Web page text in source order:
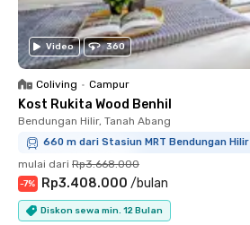
Video 360
Coliving • Campur
Kost Rukita Wood Benhil
Bendungan Hilir, Tanah Abang
660 m dari Stasiun MRT Bendungan Hilir
mulai dari Rp3.668.000
-7% Rp3.408.000 /bulan
Diskon sewa min. 12 Bulan